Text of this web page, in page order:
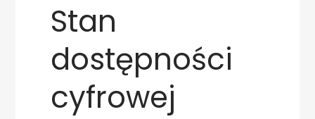
Stan
dostępności
cyfrowej